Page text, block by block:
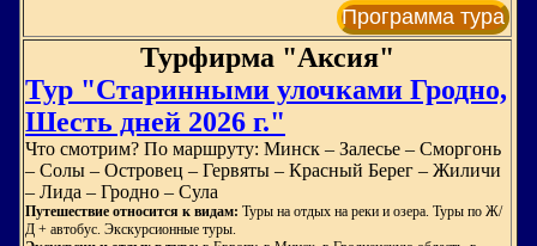
Программа тура
Турфирма "Аксия"
Тур "Старинными улочками Гродно,
Шесть дней 2026 г."
Что смотрим? По маршруту: Минск – Залесье – Сморгонь
– Солы – Островец – Гервяты – Красный Берег – Жиличи
– Лида – Гродно – Сула
Путешествие относится к видам: Туры на отдых на реки и озера. Туры по Ж/
Д + автобус. Экскурсионные туры.